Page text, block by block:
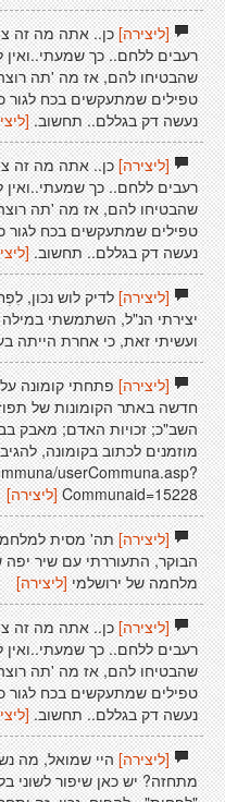
[ליצירה]כן.. אתה מה זה
רעבים ללחם.. כך שמעתי..ואין
שהבטיחו להם, אז מה 'תה
טפילים שמתעקשים בכח לגור
נעשה דק בגללם.. תחשוב.
[ליצירה]כן.. אתה מה זה
רעבים ללחם.. כך שמעתי..ואין
שהבטיחו להם, אז מה 'תה
טפילים שמתעקשים בכח לגור
נעשה דק בגללם.. תחשוב.
[ליצירה]לדיק לוש נכון,
יצירתי הנ"ל, השתמשתי
ועשיתי זאת, כי אחרת הייתה
[ליצירה]פתחתי קומונה
חדשה באתר הקומונות של
השב"כ; זכויות האדם; מאבק
מוזמנים לכתוב בקומונה,
userCommuna.asp?
Communaid=15228 [ליצירה]
[ליצירה]תה' מסית
הבוקר, התעוררתי עם שיר יפה
מלחמה של ירושלמי [ליצירה]
[ליצירה]כן.. אתה מה זה
רעבים ללחם.. כך שמעתי..ואין
שהבטיחו להם, אז מה 'תה
טפילים שמתעקשים בכח לגור
נעשה דק בגללם.. תחשוב.
[ליצירה]היי שמואל, מה
מתחזה? יש כאן שיפור לשוני